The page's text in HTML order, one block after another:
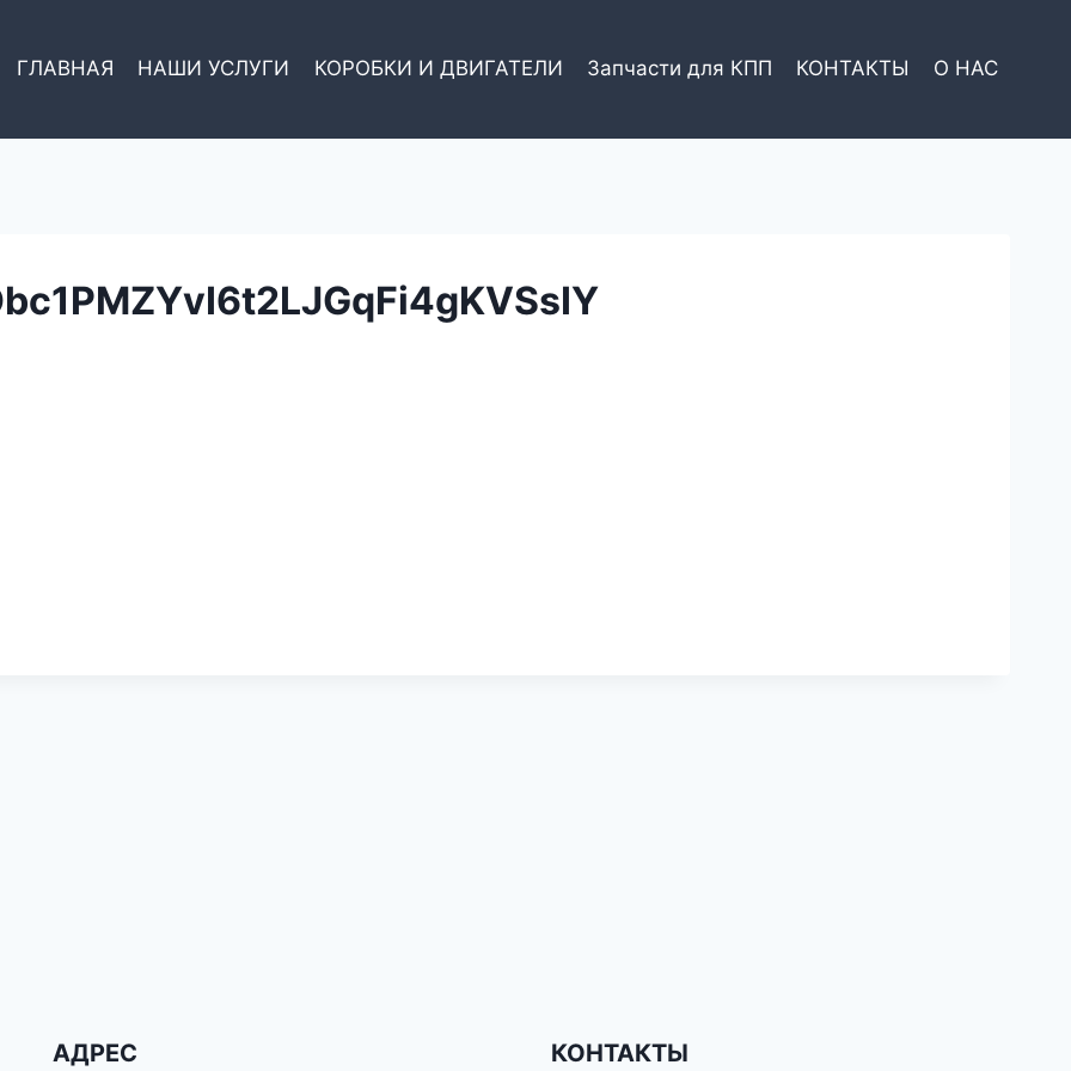
ГЛАВНАЯ НАШИ УСЛУГИ КОРОБКИ И ДВИГАТЕЛИ Запчасти для КПП КОНТАКТЫ О НАС
АДРЕС КОНТАКТЫ